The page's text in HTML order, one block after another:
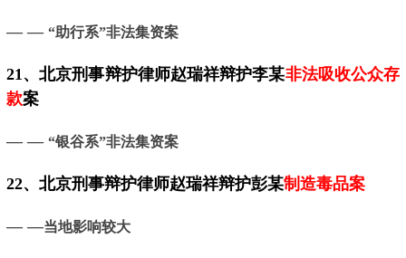
— — “助行系”非法集资案
21、北京刑事辩护律师赵瑞祥辩护李某非法吸收公众存
款案
— — “银谷系”非法集资案
22、 北京刑事辩护律师赵瑞祥辩护彭某制造毒品案
— —当地影响较大